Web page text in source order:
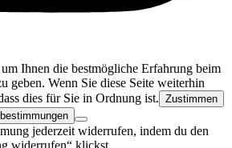
Ihnen die bestmögliche Erfahrung beim
geben. Wenn Sie diese Seite weiterhin
dies für Sie in Ordnung ist. Zustimmen
jederzeit widerrufen, indem du den
widerrufen“ klickst.